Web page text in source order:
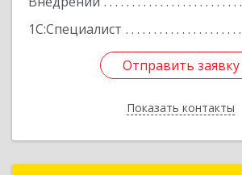
1С:Специалист
Отправить заявку
Показать контакты
Отправить заявку
Назад